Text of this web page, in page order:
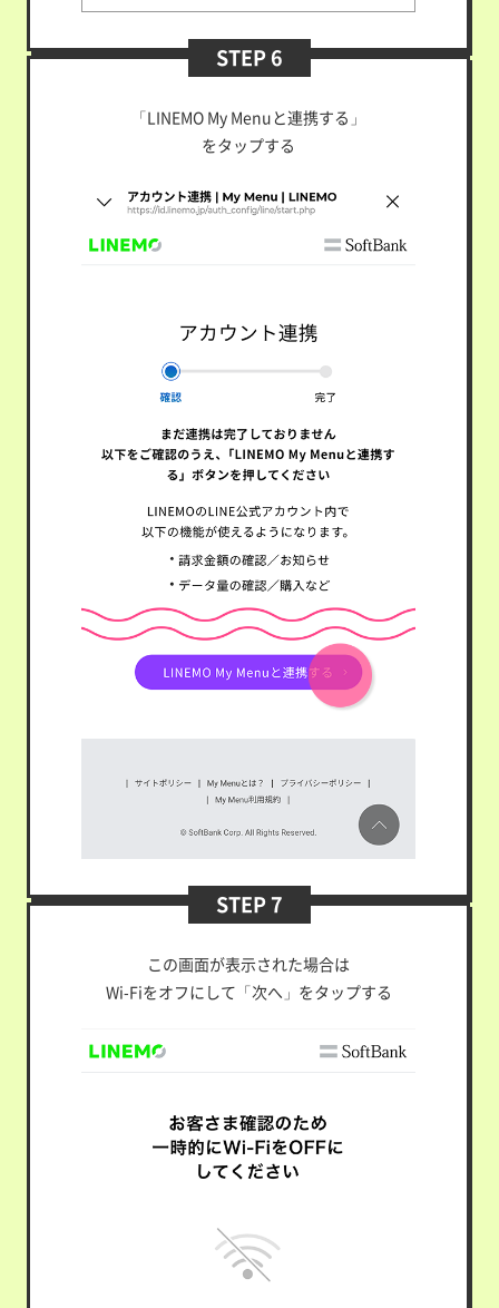
STEP 6
「LINEMO My Menuと連携する」
をタップする
STEP 7
この画面が表示された場合は
Wi-Fiをオフにして 「次へ」をタップする